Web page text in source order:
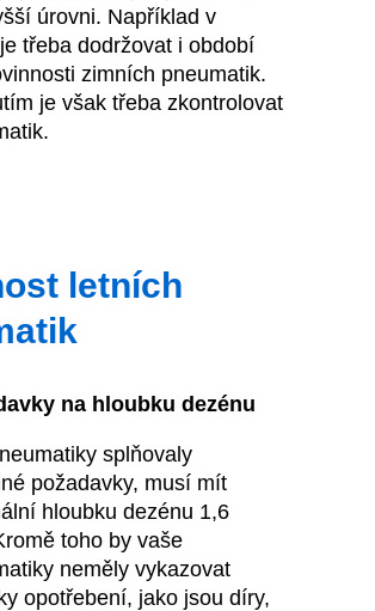
úrovni. Například v
třeba dodržovat i období
zimních pneumatik.
je však třeba zkontrolovat
letních
na hloubku dezénu
splňovaly
požadavky, musí mít
hloubku dezénu 1,6
toho by vaše
neměly vykazovat
opotřebení, jako jsou díry,